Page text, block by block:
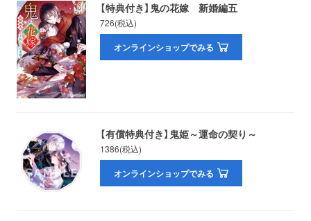
【特典付き】鬼の花嫁 新婚編五
726(税込)
オンラインショップでみる
【有償特典付き】鬼姫～運命の契り～
1386(税込)
オンラインショップでみる
お問い合わせ 取材のお申し込み